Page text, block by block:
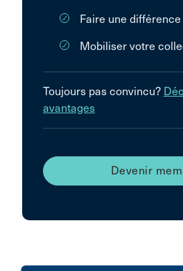
Faire une différence
Mobiliser votre
Toujours pas convincu?
avantages
Devenir